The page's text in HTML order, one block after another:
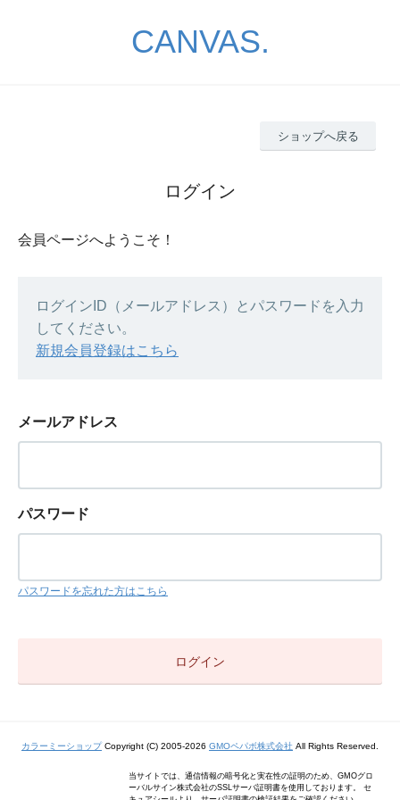
CANVAS.
ショップへ戻る
ログイン
会員ページへようこそ！
ログインID（メールアドレス）とパスワードを入力
してください。
新規会員登録はこちら
メールアドレス
パスワード
パスワードを忘れた方はこちら
カラーミーショップCopyright (C) 2005-2026 GMOペパボ株式会社 All Rights Reserved.
当サイトでは、通信情報の暗号化と実在性の証明のため、GMOグロ
ーバルサイン株式会社のSSLサーバ証明書を使用しております。 セ